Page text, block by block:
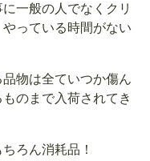
一般の人でなくクリ
っている時間がない
物は全ていつか傷ん
のまで入荷されてき
ろん消耗品！